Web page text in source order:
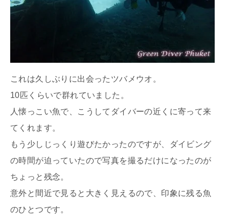
これは久しぶりに出会ったツバメウオ。
10匹くらいで群れていました。
人懐っこい魚で、こうしてダイバーの近くに寄って来
てくれます。
もう少しじっくり遊びたかったのですが、ダイビング
の時間が迫っていたので写真を撮るだけになったのが
ちょっと残念。
意外と間近で見ると大きく見えるので、印象に残る魚
のひとつです。